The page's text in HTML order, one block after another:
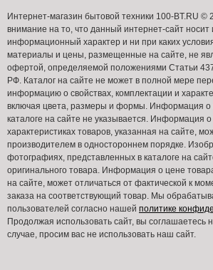
Интернет-магазин бытовой техники 100-BT.RU
внимание на то, что данный интернет-сайт носит
информационный характер и ни при каких
материалы и цены, размещенные на сайте, не
офертой, определяемой положениями Статьи 437
РФ. Каталог на сайте не может в полной мере
информацию о свойствах, комплектации и
включая цвета, размеры и формы. Информация о
каталоге на сайте не указывается. Информация о
характеристиках товаров, указанная на сайте,
производителем в одностороннем порядке.
фотографиях, представленных в каталоге на
оригинального товара. Информация о цене
на сайте, может отличаться от фактической к
заказа на соответствующий товар. Мы
пользователей согласно нашей политике
Продолжая использовать сайт, вы соглашаетесь
случае, просим вас не использовать наш сайт.